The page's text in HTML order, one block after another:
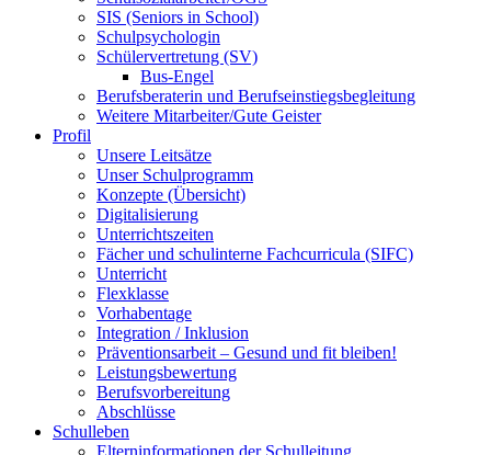
SIS (Seniors in School)
Schulpsychologin
Schülervertretung (SV)
Bus-Engel
Berufsberaterin und Berufseinstiegsbegleitung
Weitere Mitarbeiter/Gute Geister
Profil
Unsere Leitsätze
Unser Schulprogramm
Konzepte (Übersicht)
Digitalisierung
Unterrichtszeiten
Fächer und schulinterne Fachcurricula (SIFC)
Unterricht
Flexklasse
Vorhabentage
Integration / Inklusion
Präventionsarbeit – Gesund und fit bleiben!
Leistungsbewertung
Berufsvorbereitung
Abschlüsse
Schulleben
Elterninformationen der Schulleitung